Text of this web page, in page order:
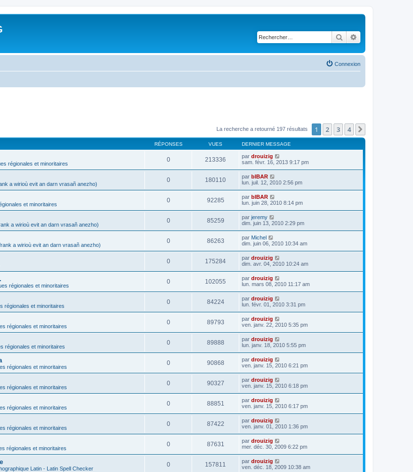
Rechercher
Connexion
La recherche a retourné 197 résultats 1 2 3 4
RÉPONSES VUES DERNIER MESSAGE
régionales et minoritaires
0 213336 par drouizig
sam. févr. 16, 2013 9:17 pm
a wirioù evit an darn vrasañ anezho)
0 180110 par bIBAR
lun. juil. 12, 2010 2:56 pm
et minoritaires
0 92285 par bIBAR
lun. juin 28, 2010 8:14 pm
a wirioù evit an darn vrasañ anezho)
0 85259 par jeremy
dim. juin 13, 2010 2:29 pm
a wirioù evit an darn vrasañ anezho)
0 86263 par Michel
dim. juin 06, 2010 10:34 am
0 175284 par drouizig
dim. avr. 04, 2010 10:24 am
régionales et minoritaires
0 102055 par drouizig
lun. mars 08, 2010 11:17 am
régionales et minoritaires
0 84224 par drouizig
lun. févr. 01, 2010 3:31 pm
régionales et minoritaires
0 89793 par drouizig
ven. janv. 22, 2010 5:35 pm
régionales et minoritaires
0 89888 par drouizig
lun. janv. 18, 2010 5:55 pm
régionales et minoritaires
0 90868 par drouizig
ven. janv. 15, 2010 6:21 pm
régionales et minoritaires
0 90327 par drouizig
ven. janv. 15, 2010 6:18 pm
régionales et minoritaires
0 88851 par drouizig
ven. janv. 15, 2010 6:17 pm
régionales et minoritaires
0 87422 par drouizig
ven. janv. 01, 2010 1:36 pm
régionales et minoritaires
0 87631 par drouizig
mer. déc. 30, 2009 6:22 pm
Latin - Latin Spell Checker
0 157811 par drouizig
ven. déc. 18, 2009 10:38 am